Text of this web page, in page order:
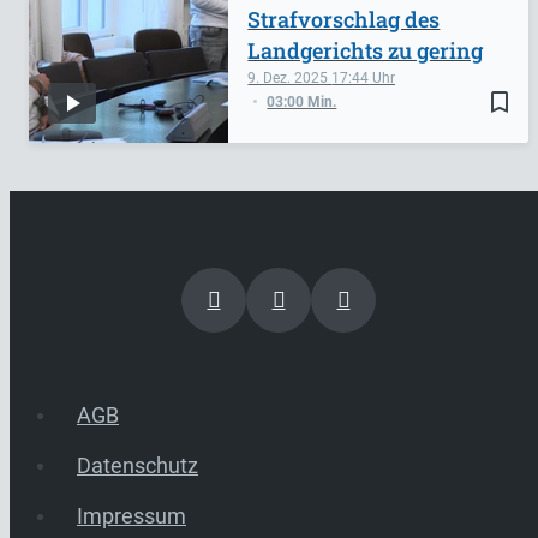
bookmark_border
9. Dez. 2025 17:44
03:00 Min.
Strafvorschlag des
Landgerichts zu gering
AGB
Datenschutz
Impressum